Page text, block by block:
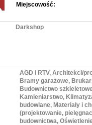
Miejscowość:
Darkshop
AGD i RTV, Architekci/
Bramy garażowe,
Budownictwo
Kamieniarstwo,
budowlane, Materiały i
(projektowanie,
budownictwa,